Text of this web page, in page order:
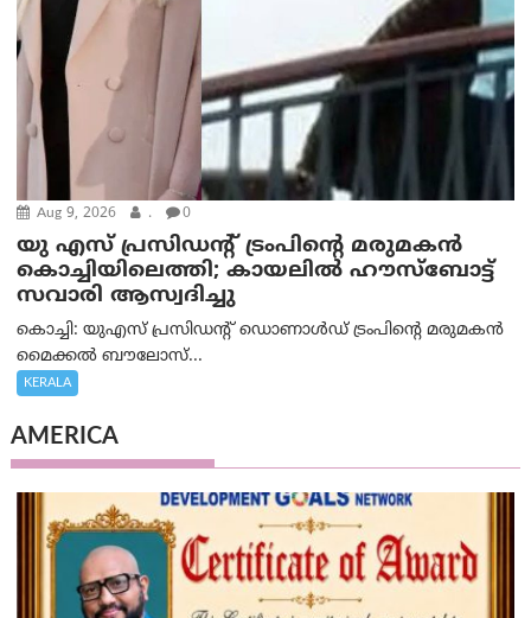
Aug 9, 2026 . 0
യു എസ് പ്രസിഡന്റ് ട്രംപിന്റെ മരുമകൻ
കൊച്ചിയിലെത്തി; കായലിൽ ഹൗസ്ബോട്ട്
സവാരി ആസ്വദിച്ചു
കൊച്ചി: യുഎസ് പ്രസിഡന്റ് ഡൊണാൾഡ് ട്രംപിന്റെ മരുമകൻ
മൈക്കൽ ബൗലോസ്...
KERALA
AMERICA